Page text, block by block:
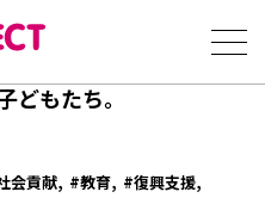
どもたち。
会貢献 #教育 #復興支援